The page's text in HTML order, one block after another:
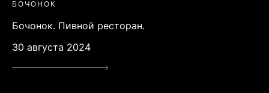
БОЧОНОК
Бочонок. Пивной ресторан.
30 августа 2024